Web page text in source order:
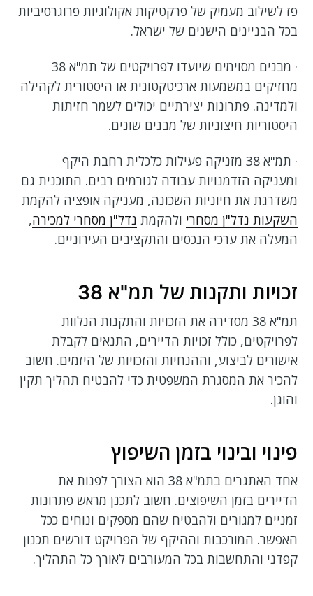
פז לשילוב מעמיק של פרקטיקות אקולוגיות פרוגרסיביות
בכל הבניינים הישנים של ישראל.
· מבנים מסוימים שיועדו לפרויקטים של תמ"א 38
מחזיקים במשמעות ארכיטקטונית או היסטורית לקהילה
ולמדינה. פתרונות יצירתיים יכולים לשמר חזיתות
היסטוריות חיצוניות של מבנים שונים.
· תמ"א 38 מזניקה פעילות כלכלית רחבת היקף
ומעניקה הזדמנויות עבודה לגורמים רבים. התוכנית גם
משדרגת את חיוניות השכונה, מעניקה אופציה להקמת
השקעות נדל"ן מסחרי ולהקמת נדל"ן מסחרי למכירה,
המעלה את ערכי הנכסים והתקציבים העירוניים.
זכויות ותקנות של תמ"א 38
תמ"א 38 מסדירה את הזכויות והתקנות הנלוות
לפרויקטים, כולל זכויות הדיירים, התנאים לקבלת
אישורים לביצוע, וההנחיות והזכויות של היזמים. חשוב
להכיר את המסגרת המשפטית כדי להבטיח תהליך תקין
והוגן.
פינוי ובינוי בזמן השיפוץ
אחד האתגרים בתמ"א 38 הוא הצורך לפנות את
הדיירים בזמן השיפוצים. חשוב לתכנן מראש פתרונות
זמניים למגורים ולהבטיח שהם מספקים ונוחים ככל
האפשר. המורכבות וההיקף של הפרויקט דורשים תכנון
קפדני והתחשבות בכל המעורבים לאורך כל התהליך.